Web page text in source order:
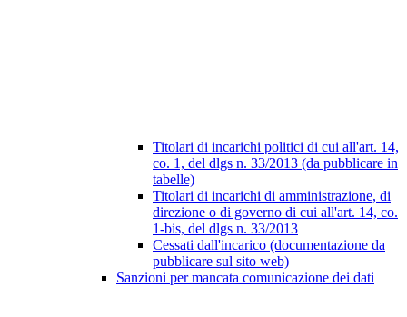
Titolari di incarichi politici di cui all'art. 14,
co. 1, del dlgs n. 33/2013 (da pubblicare in
tabelle)
Titolari di incarichi di amministrazione, di
direzione o di governo di cui all'art. 14, co.
1-bis, del dlgs n. 33/2013
Cessati dall'incarico (documentazione da
pubblicare sul sito web)
Sanzioni per mancata comunicazione dei dati